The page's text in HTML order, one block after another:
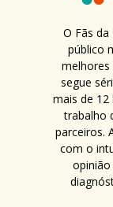
O Fãs
público
melhores
segue
mais de 12
trabalho
parceiros.
com o